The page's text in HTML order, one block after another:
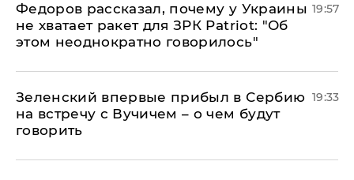
Федоров рассказал, почему у Украины
не хватает ракет для ЗРК Patriot: "Об
этом неоднократно говорилось"
19:57
Зеленский впервые прибыл в Сербию
на встречу с Вучичем – о чем будут
говорить
19:33